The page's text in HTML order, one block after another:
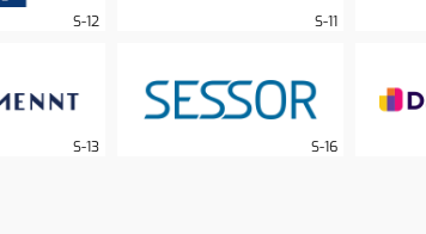
S-12 S-11
S-13 S-16